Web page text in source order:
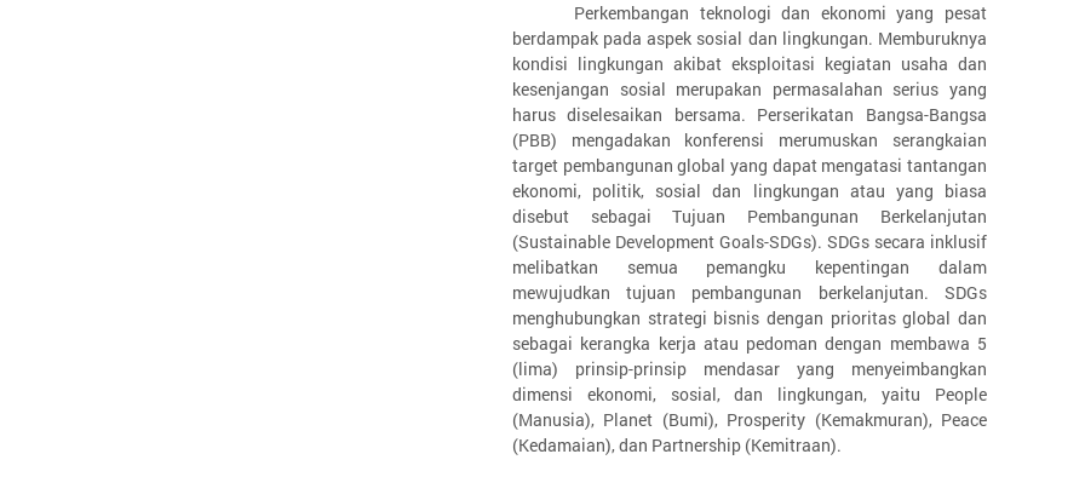
Perkembangan teknologi dan ekonomi yang pesat
berdampak pada aspek sosial dan lingkungan. Memburuknya
kondisi lingkungan akibat eksploitasi kegiatan usaha dan
kesenjangan sosial merupakan permasalahan serius yang
harus diselesaikan bersama. Perserikatan Bangsa-Bangsa
(PBB) mengadakan konferensi merumuskan serangkaian
target pembangunan global yang dapat mengatasi tantangan
ekonomi, politik, sosial dan lingkungan atau yang biasa
disebut sebagai Tujuan Pembangunan Berkelanjutan
(Sustainable Development Goals-SDGs). SDGs secara inklusif
melibatkan semua pemangku kepentingan dalam
mewujudkan tujuan pembangunan berkelanjutan. SDGs
menghubungkan strategi bisnis dengan prioritas global dan
sebagai kerangka kerja atau pedoman dengan membawa 5
(lima) prinsip-prinsip mendasar yang menyeimbangkan
dimensi ekonomi, sosial, dan lingkungan, yaitu People
(Manusia), Planet (Bumi), Prosperity (Kemakmuran), Peace
(Kedamaian), dan Partnership (Kemitraan).